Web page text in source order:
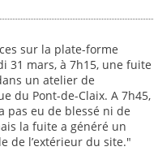
sur la plate-forme
31 mars, à 7h15, une fuite
un atelier de
du Pont-de-Claix. A 7h45,
pas eu de blessé ni de
la fuite a généré un
de l’extérieur du site."